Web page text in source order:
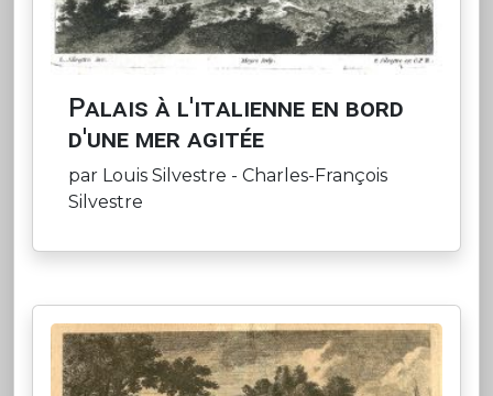
Palais à l'italienne en bord
d'une mer agitée
par Louis Silvestre - Charles-François
Silvestre